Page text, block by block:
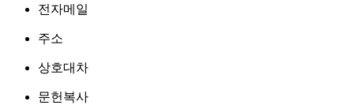
전자메일
주소
상호대차
문헌복사